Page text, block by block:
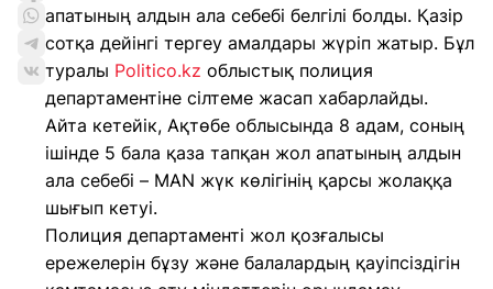
апатының алдын ала себебі белгілі болды. Қазір
сотқа дейінгі тергеу амалдары жүріп жатыр. Бұл
туралы Politico.kz облыстық полиция
департаментіне сілтеме жасап хабарлайды.
Айта кетейік, Ақтөбе облысында 8 адам, соның
ішінде 5 бала қаза тапқан жол апатының алдын
ала себебі – MAN жүк көлігінің қарсы жолаққа
шығып кетуі.
Полиция департаменті жол қозғалысы
ережелерін бұзу және балалардың қауіпсіздігін